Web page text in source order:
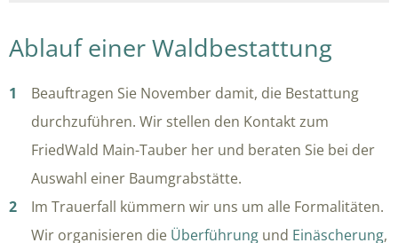
Ablauf einer Waldbestattung
Beauftragen Sie November damit, die Bestattung
durchzuführen. Wir stellen den Kontakt zum
FriedWald Main-Tauber her und beraten Sie bei der
Auswahl einer Baumgrabstätte.
Im Trauerfall kümmern wir uns um alle Formalitäten.
Wir organisieren die Überführung und Einäscherung,